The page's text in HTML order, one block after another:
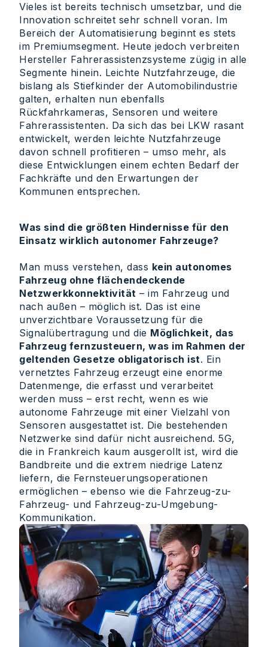
Vieles ist bereits technisch umsetzbar, und die
Innovation schreitet sehr schnell voran. Im
Bereich der Automatisierung beginnt es stets
im Premiumsegment. Heute jedoch verbreiten
Hersteller Fahrerassistenzsysteme zügig in alle
Segmente hinein. Leichte Nutzfahrzeuge, die
bislang als Stiefkinder der Automobilindustrie
galten, erhalten nun ebenfalls
Rückfahrkameras, Sensoren und weitere
Fahrerassistenten. Da sich das bei LKW rasant
entwickelt, werden leichte Nutzfahrzeuge
davon schnell profitieren – umso mehr, als
diese Entwicklungen einem echten Bedarf der
Fachkräfte und den Erwartungen der
Kommunen entsprechen.
Was sind die größten Hindernisse für den
Einsatz wirklich autonomer Fahrzeuge?
Man muss verstehen, dass kein autonomes
Fahrzeug ohne flächendeckende
Netzwerkkonnektivität – im Fahrzeug und
nach außen – möglich ist. Das ist eine
unverzichtbare Voraussetzung für die
Signalübertragung und die Möglichkeit, das
Fahrzeug fernzusteuern, was im Rahmen der
geltenden Gesetze obligatorisch ist. Ein
vernetztes Fahrzeug erzeugt eine enorme
Datenmenge, die erfasst und verarbeitet
werden muss – erst recht, wenn es wie
autonome Fahrzeuge mit einer Vielzahl von
Sensoren ausgestattet ist. Die bestehenden
Netzwerke sind dafür nicht ausreichend. 5G,
die in Frankreich kaum ausgerollt ist, wird die
Bandbreite und die extrem niedrige Latenz
liefern, die Fernsteuerungsoperationen
ermöglichen – ebenso wie die Fahrzeug-zu-
Fahrzeug- und Fahrzeug-zu-Umgebung-
Kommunikation.